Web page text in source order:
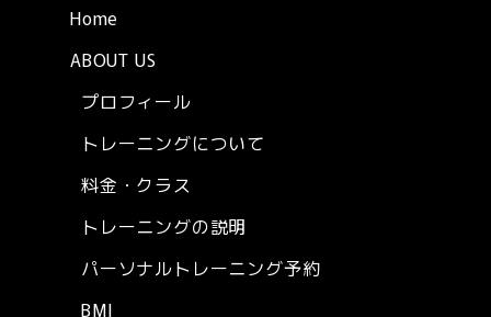
Home
ABOUT US
プロフィール
トレーニングについて
料金・クラス
トレーニングの説明
パーソナルトレーニング予約
BMI